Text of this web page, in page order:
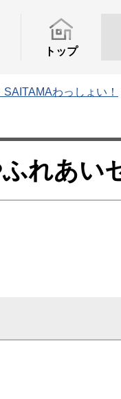
トップ
わっしょい！
れあい